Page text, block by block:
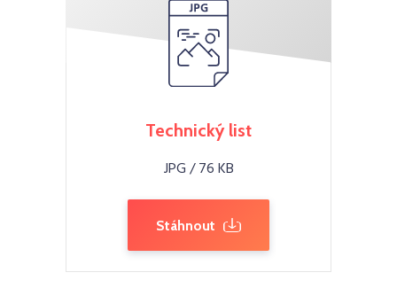
Technický list
JPG / 76 KB
Stáhnout